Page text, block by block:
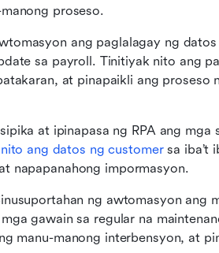
proseso.
ang paglalagay ng
sa payroll. Tinitiyak nito ang
at pinapaikli ang proseso
at ipinapasa ng RPA ang mga
ang datos ng customer sa iba’t
napapanahong impormasyon.
ng awtomasyon ang
gawain sa regular na
manu-manong interbensyon, at